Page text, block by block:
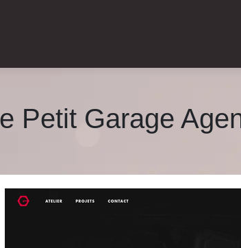
Petit Garage